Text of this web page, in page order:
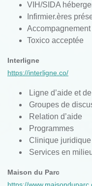
VIH/SIDA
Infirmier.ères
Toxico acceptée
Interligne
https://interligne.co/
Ligne d’aide et de
Groupes de
Relation d’aide
Programmes
Clinique juridique
Services en
Maison du Parc